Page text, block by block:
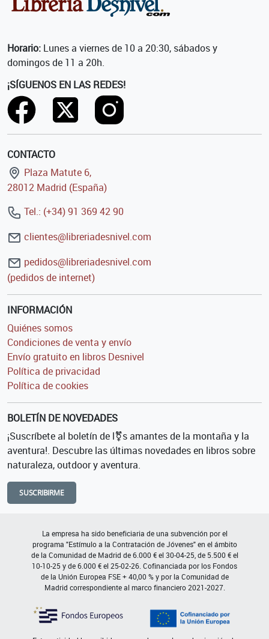
Horario: Lunes a viernes de 10 a 20:30, sábados y
domingos de 11 a 20h.
¡SÍGUENOS EN LAS REDES!
CONTACTO
Plaza Matute 6,
28012 Madrid (España)
Tel.: (+34) 91 369 42 90
clientes@libreriadesnivel.com
pedidos@libreriadesnivel.com
(pedidos de internet)
INFORMACIÓN
Quiénes somos
Condiciones de venta y envío
Envío gratuito en libros Desnivel
Política de privacidad
Política de cookies
BOLETÍN DE NOVEDADES
¡Suscríbete al boletín de l⚧s amantes de la montaña y la
aventura!. Descubre las últimas novedades en libros sobre
naturaleza, outdoor y aventura.
SUSCRIBIRME
La empresa ha sido beneficiaria de una subvención por el
programa "Estímulo a la Contratación de Jóvenes" en el ámbito
de la Comunidad de Madrid de 6.000 € el 30-04-25, de 5.500 € el
10-10-25 y de 6.000 € el 25-02-26. Cofinanciada por los Fondos
de la Unión Europea FSE + 40,00 % y por la Comunidad de
Madrid correspondiente al marco financiero 2021-2027.